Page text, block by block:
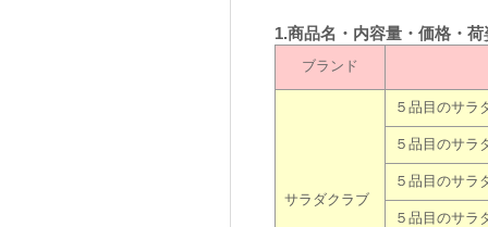
1.商品名・内容量・価格・荷
ブランド
サラダクラブ
５品目のサ
５品目のサ
５品目のサ
５品目のサ